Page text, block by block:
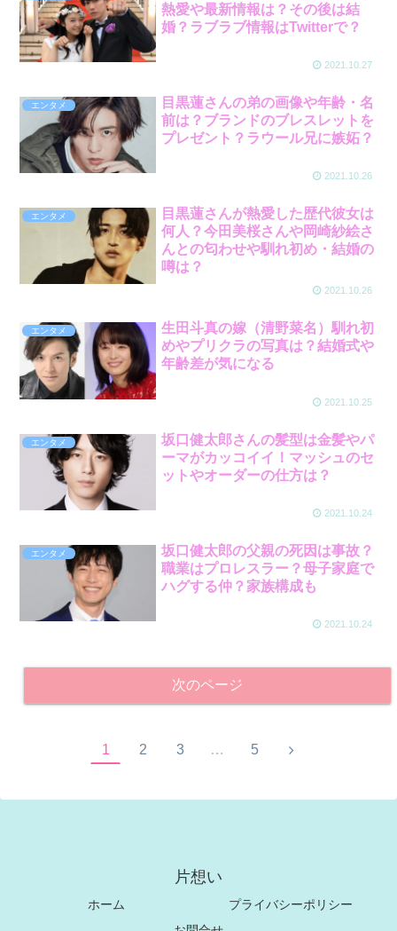
熱愛や最新情報は？その後は結
婚？ラブラブ情報はTwitterで？
2021.10.27
エンタメ
目黒蓮さんの弟の画像や年齢・名
前は？ブランドのブレスレットを
プレゼント？ラウール兄に嫉妬？
2021.10.26
エンタメ
目黒蓮さんが熱愛した歴代彼女は
何人？今田美桜さんや岡崎紗絵さ
んとの匂わせや馴れ初め・結婚の
噂は？
2021.10.26
エンタメ
生田斗真の嫁（清野菜名）馴れ初
めやプリクラの写真は？結婚式や
年齢差が気になる
2021.10.25
エンタメ
坂口健太郎さんの髪型は金髪やパ
ーマがカッコイイ！マッシュのセ
ットやオーダーの仕方は？
2021.10.24
エンタメ
坂口健太郎の父親の死因は事故？
職業はプロレスラー？母子家庭で
ハグする仲？家族構成も
2021.10.24
次のページ
1 2 3 … 5
片想い
ホーム
プライバシーポリシー